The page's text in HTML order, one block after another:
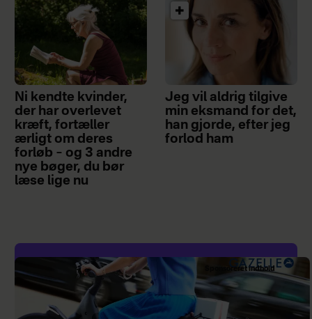
Ni kendte kvinder,
der har overlevet
kræft, fortæller
ærligt om deres
forløb – og 3 andre
nye bøger, du bør
læse lige nu
Jeg vil aldrig tilgive
min eksmand for det,
han gjorde, efter jeg
forlod ham
Sponsoreret indhold